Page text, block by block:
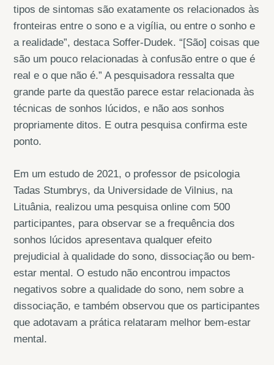
tipos de sintomas são exatamente os relacionados às
fronteiras entre o sono e a vigília, ou entre o sonho e
a realidade”, destaca Soffer-Dudek. “[São] coisas que
são um pouco relacionadas à confusão entre o que é
real e o que não é.” A pesquisadora ressalta que
grande parte da questão parece estar relacionada às
técnicas de sonhos lúcidos, e não aos sonhos
propriamente ditos. E outra pesquisa confirma este
ponto.
Em um estudo de 2021, o professor de psicologia
Tadas Stumbrys, da Universidade de Vilnius, na
Lituânia, realizou uma pesquisa online com 500
participantes, para observar se a frequência dos
sonhos lúcidos apresentava qualquer efeito
prejudicial à qualidade do sono, dissociação ou bem-
estar mental. O estudo não encontrou impactos
negativos sobre a qualidade do sono, nem sobre a
dissociação, e também observou que os participantes
que adotavam a prática relataram melhor bem-estar
mental.